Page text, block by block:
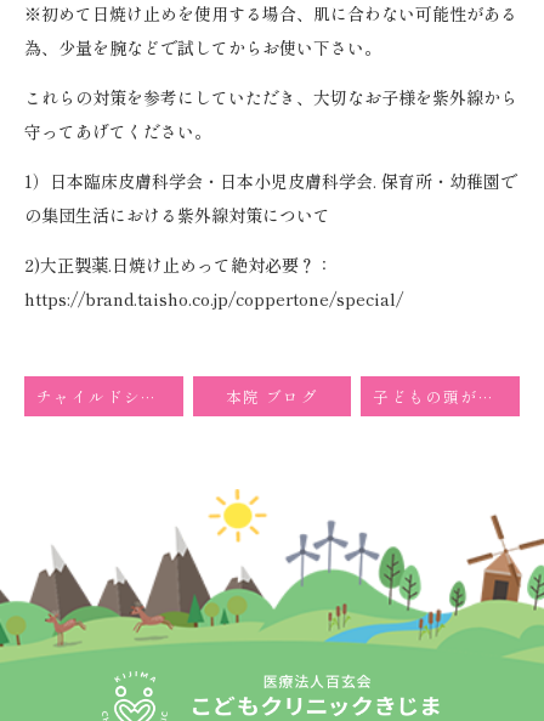
※初めて日焼け止めを使用する場合、肌に合わない可能性がある
為、少量を腕などで試してからお使い下さい。
これらの対策を参考にしていただき、大切なお子様を紫外線から
守ってあげてください。
1）日本臨床皮膚科学会・日本小児皮膚科学会. 保育所・幼稚園で
の集団生活における紫外線対策について
2)大正製薬.日焼け止めって絶対必要？：
https://brand.taisho.co.jp/coppertone/special/
チャイルドシートの重要性 本院 ブログ 子どもの頭が良くなる食事